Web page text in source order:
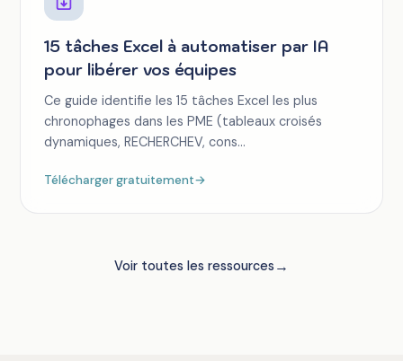
15 tâches Excel à automatiser par IA
pour libérer vos équipes
Ce guide identifie les 15 tâches Excel les plus
chronophages dans les PME (tableaux croisés
dynamiques, RECHERCHEV, cons...
Télécharger gratuitement→
Voir toutes les ressources→